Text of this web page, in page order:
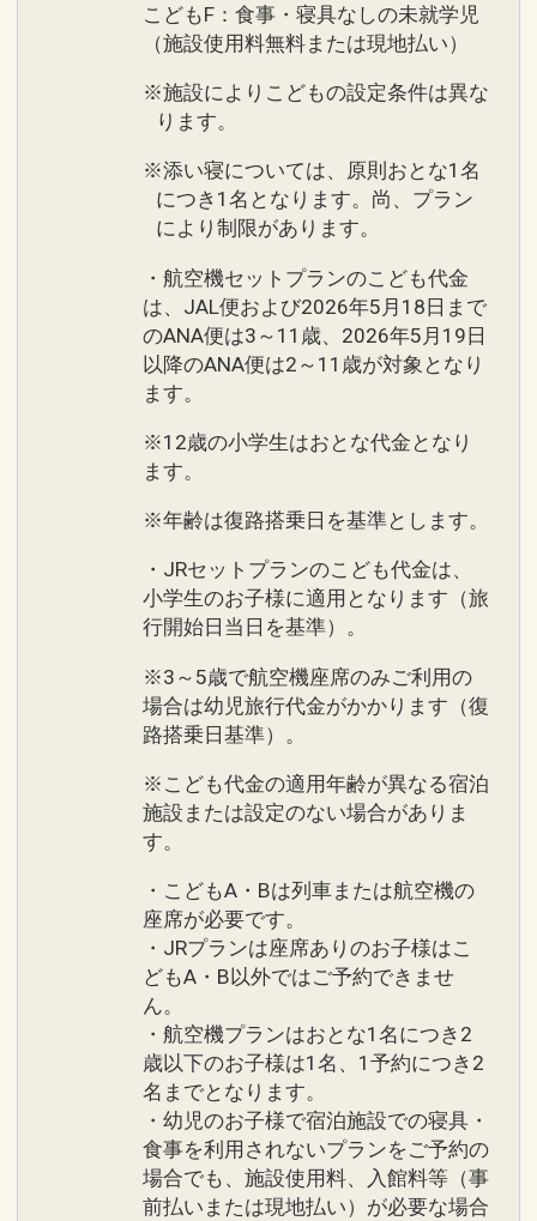
こどもF：食事・寝具なしの未就学児
（施設使用料無料または現地払い）
※施設によりこどもの設定条件は異な
ります。
※添い寝については、原則おとな1名
につき1名となります。尚、プラン
により制限があります。
・航空機セットプランのこども代金
は、JAL便および2026年5月18日まで
のANA便は3～11歳、2026年5月19日
以降のANA便は2～11歳が対象となり
ます。
※12歳の小学生はおとな代金となり
ます。
※年齢は復路搭乗日を基準とします。
・JRセットプランのこども代金は、
小学生のお子様に適用となります（旅
行開始日当日を基準）。
※3～5歳で航空機座席のみご利用の
場合は幼児旅行代金がかかります（復
路搭乗日基準）。
※こども代金の適用年齢が異なる宿泊
施設または設定のない場合がありま
す。
・こどもA・Bは列車または航空機の
座席が必要です。
・JRプランは座席ありのお子様はこ
どもA・B以外ではご予約できませ
ん。
・航空機プランはおとな1名につき2
歳以下のお子様は1名、1予約につき2
名までとなります。
・幼児のお子様で宿泊施設での寝具・
食事を利用されないプランをご予約の
場合でも、施設使用料、入館料等（事
前払いまたは現地払い）が必要な場合